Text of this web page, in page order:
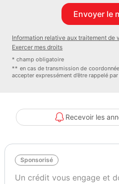
24 mois. 69900 euros.
Information relative aux traitement de
Exercer mes droits
* champ obligatoire
** en cas de transmission de
accepter expressément d’être rappelé par
Recevoir les
Sponsorisé
Un crédit vous engage et